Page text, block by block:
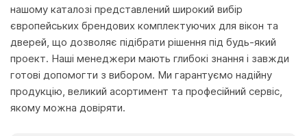
нашому каталозі представлений широкий вибір
європейських брендових комплектуючих для вікон та
дверей, що дозволяє підібрати рішення під будь-який
проект. Наші менеджери мають глибокі знання і завжди
готові допомогти з вибором. Ми гарантуємо надійну
продукцію, великий асортимент та професійний сервіс,
якому можна довіряти.